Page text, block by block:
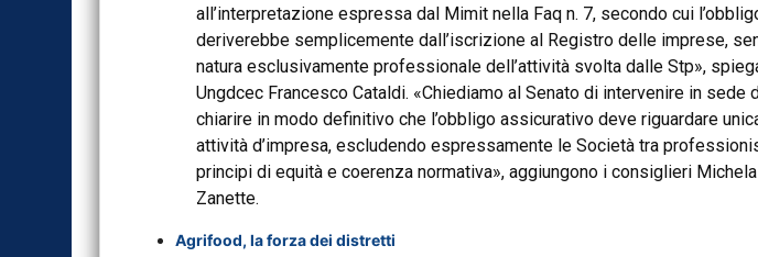
all’interpretazione espressa dal Mimit nella Faq n. 7, secondo cui
deriverebbe semplicemente dall’iscrizione al Registro delle imprese,
natura esclusivamente professionale dell’attività svolta dalle Stp»,
Ungdcec Francesco Cataldi. «Chiediamo al Senato di intervenire in sede
chiarire in modo definitivo che l’obbligo assicurativo deve riguardare
attività d’impresa, escludendo espressamente le Società tra
principi di equità e coerenza normativa», aggiungono i consiglieri
Zanette.
Agrifood, la forza dei distretti